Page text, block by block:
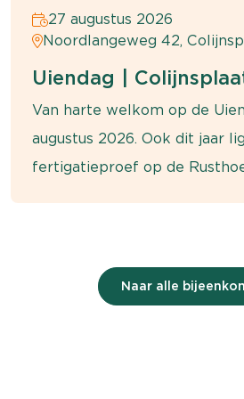
27 augustus 2026
Noordlangeweg 42,
Uiendag |
Van harte welkom op de
augustus 2026. Ook dit jaar
fertigatieproef op de
Naar alle